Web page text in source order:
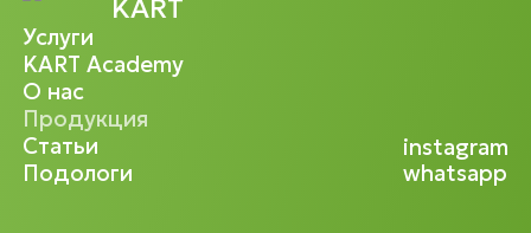
KART
Услуги
KART Academy
О нас
Продукция
Статьи
Подологи
instagram
whatsapp